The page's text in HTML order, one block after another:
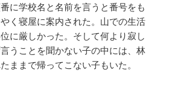
に学校名と名前を言うと番号をも
く寝屋に案内された。山での生活
に厳しかった。そして何より寂し
うことを聞かない子の中には、林
ままで帰ってこない子もいた。